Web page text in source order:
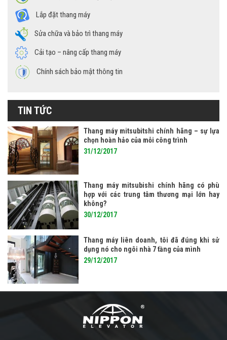
Lắp đặt thang máy
Sửa chữa và bảo trì thang máy
Cải tạo – nâng cấp thang máy
Chính sách bảo mật thông tin
TIN TỨC
Thang máy mitsubitshi chính hãng – sự lựa
chọn hoàn hảo của mỗi công trình
31/12/2017
Thang máy mitsubishi chính hãng có phù
hợp với các trung tâm thương mại lớn hay
không?
30/12/2017
Thang máy liên doanh, tôi đã đúng khi sử
dụng nó cho ngôi nhà 7 tầng của mình
29/12/2017